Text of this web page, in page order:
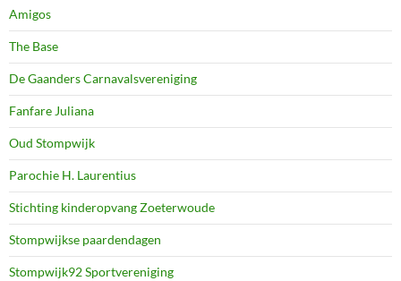
Amigos
The Base
De Gaanders Carnavalsvereniging
Fanfare Juliana
Oud Stompwijk
Parochie H. Laurentius
Stichting kinderopvang Zoeterwoude
Stompwijkse paardendagen
Stompwijk92 Sportvereniging